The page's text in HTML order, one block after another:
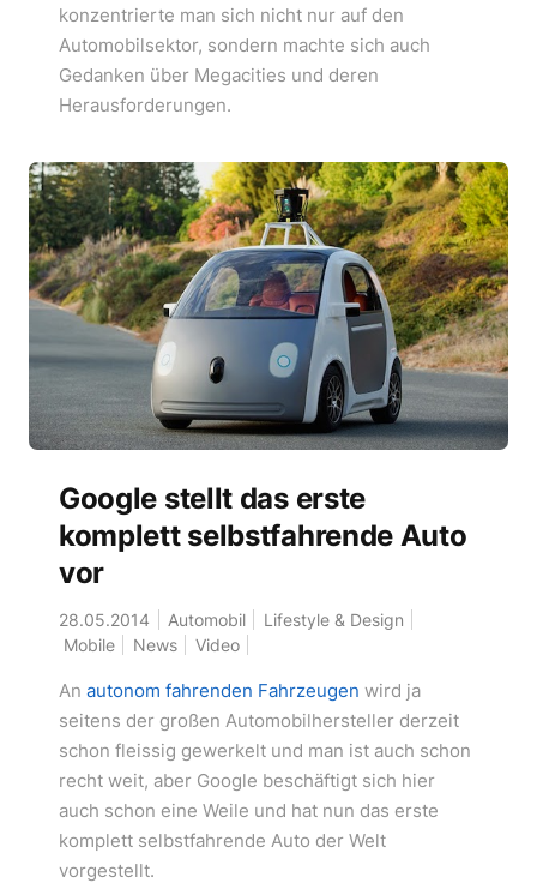
konzentrierte man sich nicht nur auf den
Automobilsektor, sondern machte sich auch
Gedanken über Megacities und deren
Herausforderungen.
Google stellt das erste
komplett selbstfahrende Auto
vor
28.05.2014 Automobil
Lifestyle & Design
Mobile
News Video
An autonom fahrenden Fahrzeugen wird ja
seitens der großen Automobilhersteller derzeit
schon fleissig gewerkelt und man ist auch schon
recht weit, aber Google beschäftigt sich hier
auch schon eine Weile und hat nun das erste
komplett selbstfahrende Auto der Welt
vorgestellt.